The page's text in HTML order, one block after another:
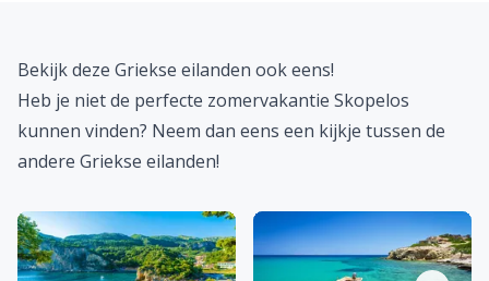
Bekijk deze Griekse eilanden ook eens!
Heb je niet de perfecte zomervakantie Skopelos
kunnen vinden? Neem dan eens een kijkje tussen de
andere Griekse eilanden!